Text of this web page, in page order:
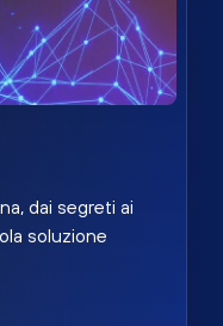
dai segreti ai
soluzione